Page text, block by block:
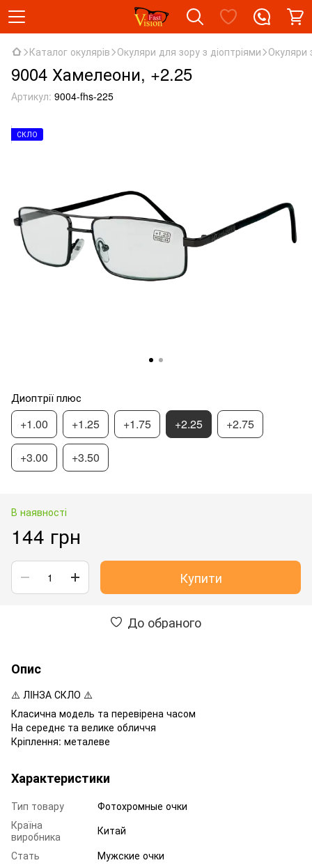
Каталог окулярів Окуляри для зору з діоптріями Окуляри
9004 Хамелеони, +2.25
Артикул: 9004-fhs-225
СКЛО
Диоптрії плюс
+1.00 +1.25 +1.75 +2.25 +2.75
+3.00 +3.50
В наявності
144 грн
Купити
До обраного
Опис
⚠️ ЛIНЗА СКЛО ⚠️
Класична модель та перевірена часом
На середнє та велике обличчя
Кріплення: металеве
Характеристики
Тип товару
Фотохромные очки
Країна
виробника
Китай
Стать
Мужские очки